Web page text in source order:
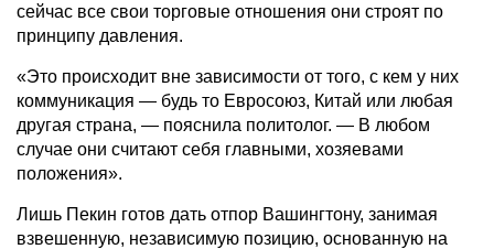
сейчас все свои торговые отношения они строят по
принципу давления.
«Это происходит вне зависимости от того, с кем у них
коммуникация — будь то Евросоюз, Китай или любая
другая страна, — пояснила политолог. — В любом
случае они считают себя главными, хозяевами
положения».
Лишь Пекин готов дать отпор Вашингтону, занимая
взвешенную, независимую позицию, основанную на